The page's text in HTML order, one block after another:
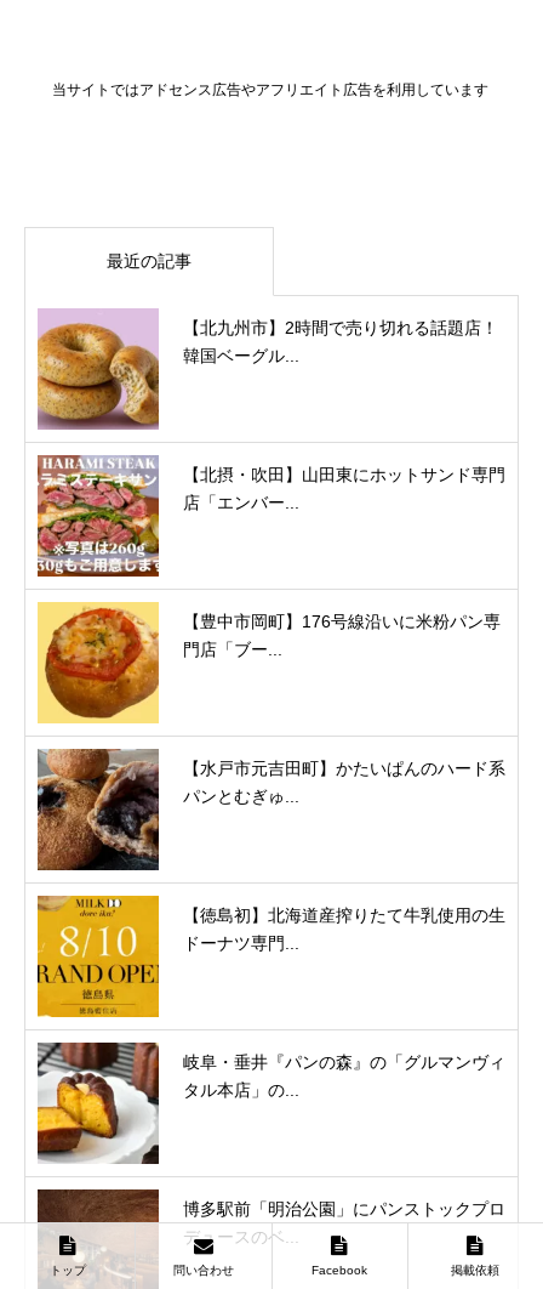
当サイトではアドセンス広告やアフリエイト広告を利用しています
最近の記事
【北九州市】2時間で売り切れる話題店！
韓国ベーグル...
【北摂・吹田】山田東にホットサンド専門
店「エンバー...
【豊中市岡町】176号線沿いに米粉パン専
門店「ブー...
【水戸市元吉田町】かたいぱんのハード系
パンとむぎゅ...
【徳島初】北海道産搾りたて牛乳使用の生
ドーナツ専門...
岐阜・垂井『パンの森』の「グルマンヴィ
タル本店」の...
博多駅前「明治公園」にパンストックプロ
デュースのベ...
トップ 問い合わせ Facebook 掲載依頼